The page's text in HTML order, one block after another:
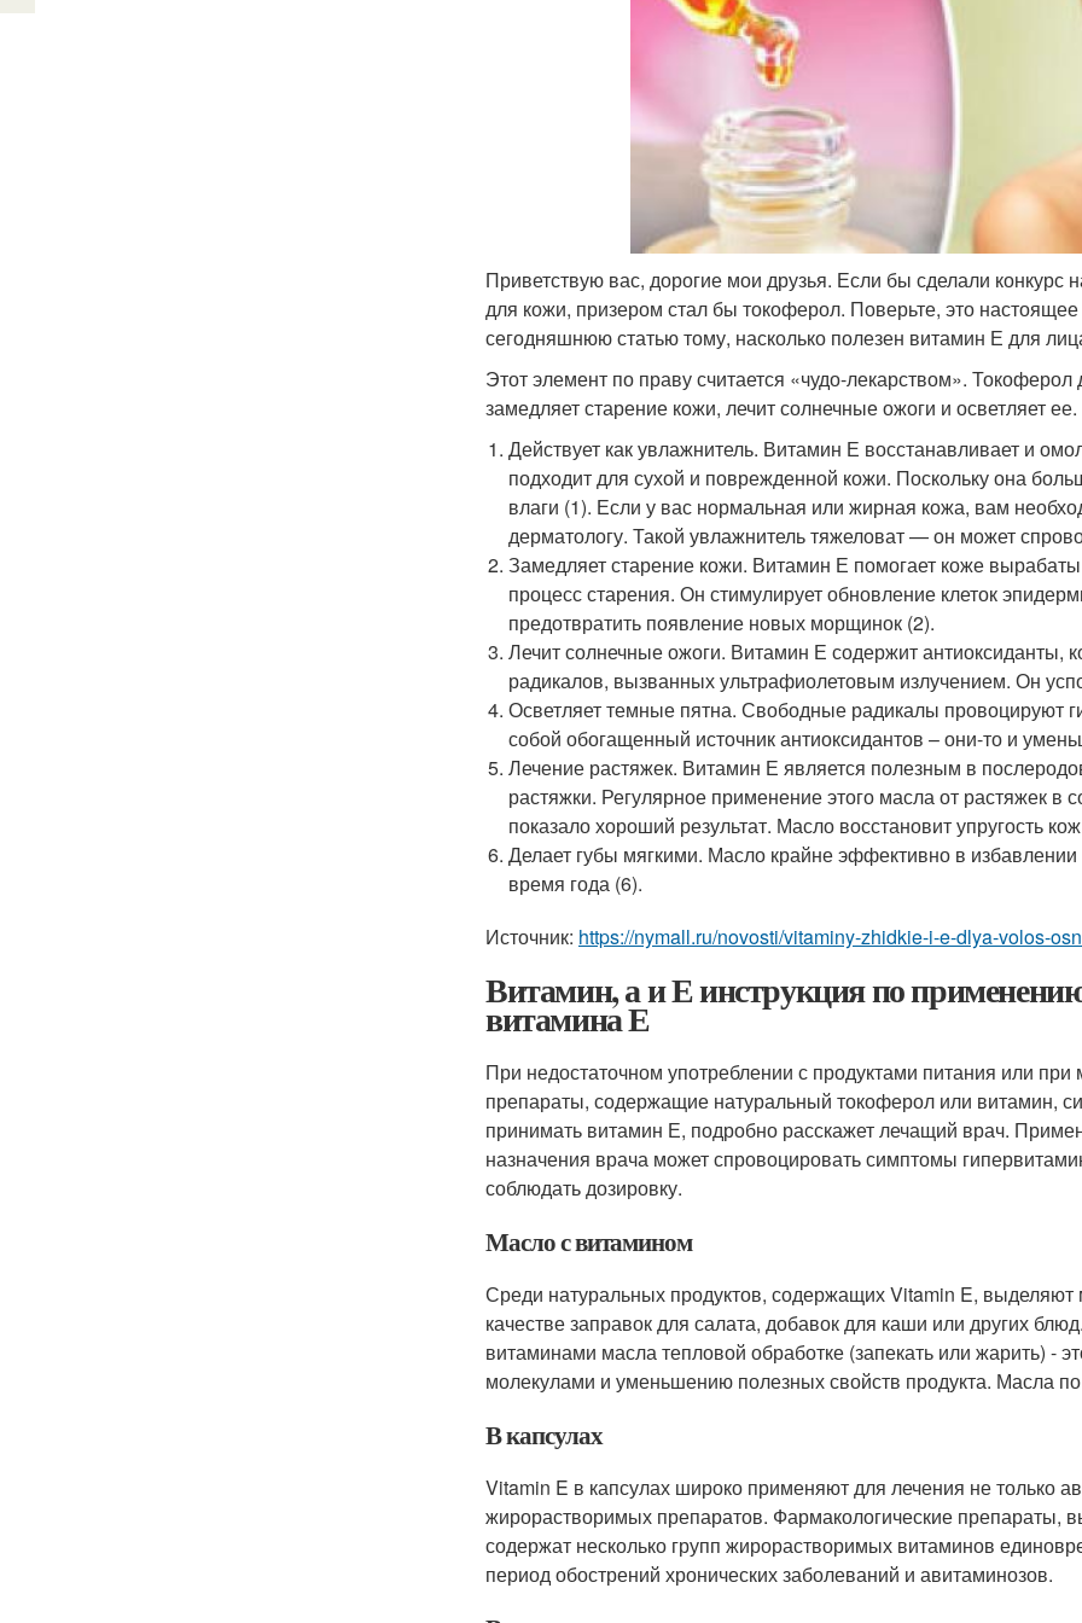
Приветствую вас, дорогие мои друзья. Если бы сделали конкурс
для кожи, призером стал бы токоферол. Поверьте, это
сегодняшнюю статью тому, насколько полезен витамин Е для
Этот элемент по праву считается «чудо-лекарством». Токоферол
замедляет старение кожи, лечит солнечные ожоги и осветляет
Действует как увлажнитель. Витамин Е восстанавливает и
подходит для сухой и поврежденной кожи. Поскольку она
влаги (1). Если у вас нормальная или жирная кожа, вам
дерматологу. Такой увлажнитель тяжеловат — он может
Замедляет старение кожи. Витамин Е помогает коже
процесс старения. Он стимулирует обновление клеток
предотвратить появление новых морщинок (2).
Лечит солнечные ожоги. Витамин Е содержит антиоксиданты,
радикалов, вызванных ультрафиолетовым излучением. Он
Осветляет темные пятна. Свободные радикалы провоцируют
собой обогащенный источник антиоксидантов – они-то и
Лечение растяжек. Витамин Е является полезным в
растяжки. Регулярное применение этого масла от растяжек
показало хороший результат. Масло восстановит упругость
Делает губы мягкими. Масло крайне эффективно в
время года (6).
Источник: https://nymall.ru/novosti/vitaminy-zhidkie-i-e-dlya-volos-
Витамин, а и Е инструкция по
витамина Е
При недостаточном употреблении с продуктами питания или
препараты, содержащие натуральный токоферол или витамин,
принимать витамин Е, подробно расскажет лечащий врач.
назначения врача может спровоцировать симптомы
соблюдать дозировку.
Масло с витамином
Среди натуральных продуктов, содержащих Vitamin E,
качестве заправок для салата, добавок для каши или других
витаминами масла тепловой обработке (запекать или жарить) -
молекулами и уменьшению полезных свойств продукта. Масла
В капсулах
Vitamin E в капсулах широко применяют для лечения не только
жирорастворимых препаратов. Фармакологические препараты,
содержат несколько групп жирорастворимых витаминов
период обострений хронических заболеваний и авитаминозов.